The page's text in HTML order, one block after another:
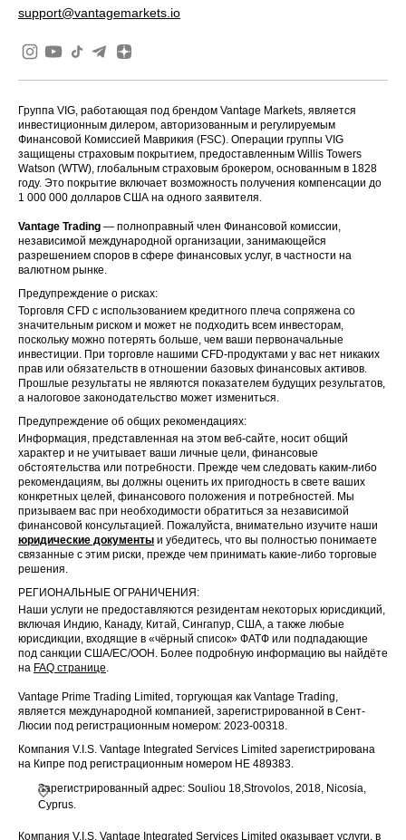
support@vantagemarkets.io
Группа VIG, работающая под брендом Vantage Markets, является
инвестиционным дилером, авторизованным и регулируемым
Финансовой Комиссией Маврикия (FSC). Операции группы VIG
защищены страховым покрытием, предоставленным Willis Towers
Watson (WTW), глобальным страховым брокером, основанным в 1828
году. Это покрытие включает возможность получения компенсации до
1 000 000 долларов США на одного заявителя.
Vantage Trading — полноправный член Финансовой комиссии,
независимой международной организации, занимающейся
разрешением споров в сфере финансовых услуг, в частности на
валютном рынке.
Предупреждение о рисках:
Торговля CFD с использованием кредитного плеча сопряжена со
значительным риском и может не подходить всем инвесторам,
поскольку можно потерять больше, чем ваши первоначальные
инвестиции. При торговле нашими CFD-продуктами у вас нет никаких
прав или обязательств в отношении базовых финансовых активов.
Прошлые результаты не являются показателем будущих результатов,
а налоговое законодательство может измениться.
Предупреждение об общих рекомендациях:
Информация, представленная на этом веб-сайте, носит общий
характер и не учитывает ваши личные цели, финансовые
обстоятельства или потребности. Прежде чем следовать каким-либо
рекомендациям, вы должны оценить их пригодность в свете ваших
конкретных целей, финансового положения и потребностей. Мы
призываем вас при необходимости обратиться за независимой
финансовой консультацией. Пожалуйста, внимательно изучите наши
юридические документы и убедитесь, что вы полностью понимаете
связанные с этим риски, прежде чем принимать какие-либо торговые
решения.
РЕГИОНАЛЬНЫЕ ОГРАНИЧЕНИЯ:
Наши услуги не предоставляются резидентам некоторых юрисдикций,
включая Индию, Канаду, Китай, Сингапур, США, а также любые
юрисдикции, входящие в «чёрный список» ФАТФ или подпадающие
под санкции США/ЕС/ООН. Более подробную информацию вы найдёте
на FAQ странице.
Vantage Prime Trading Limited, торгующая как Vantage Trading,
является международной компанией, зарегистрированной в Сент-
Люсии под регистрационным номером: 2023-00318.
Компания V.I.S. Vantage Integrated Services Limited зарегистрирована
на Кипре под регистрационным номером HE 489383.
Зарегистрированный адрес: Souliou 18,Strovolos, 2018, Nicosia,
Cyprus.
Компания V.I.S. Vantage Integrated Services Limited оказывает услуги, в